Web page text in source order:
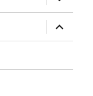
위
메
뉴
확
장
위
메
장